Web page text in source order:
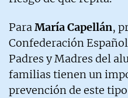
ParaMaría Capellán,
Confederación
Padres y Madres del
familias tienen un
prevención de este